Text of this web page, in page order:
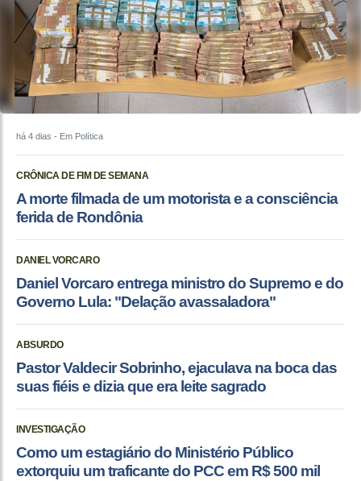
há 4 dias - Em Política
CRÔNICA DE FIM DE SEMANA
A morte filmada de um motorista e a consciência
ferida de Rondônia
DANIEL VORCARO
Daniel Vorcaro entrega ministro do Supremo e do
Governo Lula: "Delação avassaladora"
ABSURDO
Pastor Valdecir Sobrinho, ejaculava na boca das
suas fiéis e dizia que era leite sagrado
INVESTIGAÇÃO
Como um estagiário do Ministério Público
extorquiu um traficante do PCC em R$ 500 mil